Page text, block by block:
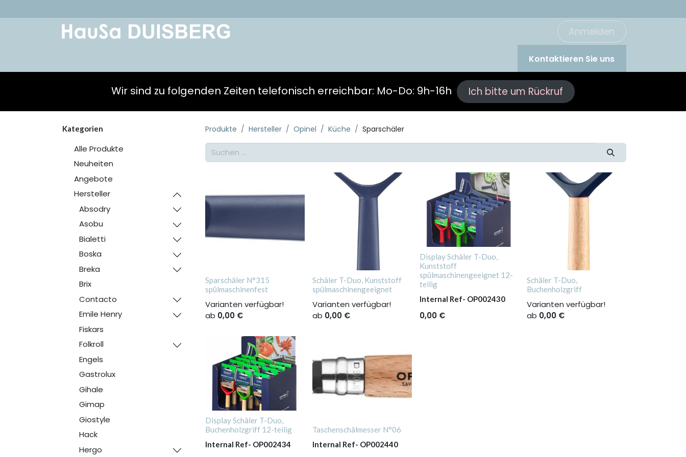
Anmelden
Kontaktieren Sie uns
Wir sind zu folgenden Zeiten telefonisch erreichbar: Mo-Do: 9h-16h Ich bitte um Rückruf
Kategorien
Alle Produkte
Neuheiten
Angebote
Hersteller
Absodry
Asobu
Bialetti
Boska
Breka
Brix
Contacto
Emile Henry
Fiskars
Folkroll
Engels
Gastrolux
Gihale
Gimap
Giostyle
Hack
Hergo
Produkte Hersteller Opinel Küche Sparschäler
Sparschäler N°315
spülmaschinenfest
Varianten verfügbar!
ab 0,00 €
Schäler T-Duo, Kunststoff
spülmaschinengeeignet
Varianten verfügbar!
ab 0,00 €
Display Schäler T-Duo,
Kunststoff
spülmaschinengeeignet 12-
teilig
Internal Ref- OP002430
0,00 €
Schäler T-Duo,
Buchenholzgriff
Varianten verfügbar!
ab 0,00 €
Display Schäler T-Duo,
Buchenholzgriff 12-teilig
Internal Ref- OP002434
Taschenschälmesser N°06
Internal Ref- OP002440